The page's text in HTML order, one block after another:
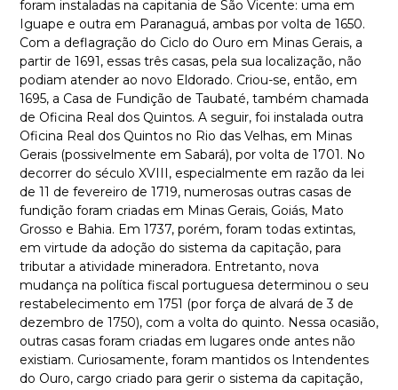
foram instaladas na capitania de São Vicente: uma em
Iguape e outra em Paranaguá, ambas por volta de 1650.
Com a deflagração do Ciclo do Ouro em Minas Gerais, a
partir de 1691, essas três casas, pela sua localização, não
podiam atender ao novo Eldorado. Criou-se, então, em
1695, a Casa de Fundição de Taubaté, também chamada
de Oficina Real dos Quintos. A seguir, foi instalada outra
Oficina Real dos Quintos no Rio das Velhas, em Minas
Gerais (possivelmente em Sabará), por volta de 1701. No
decorrer do século XVIII, especialmente em razão da lei
de 11 de fevereiro de 1719, numerosas outras casas de
fundição foram criadas em Minas Gerais, Goiás, Mato
Grosso e Bahia. Em 1737, porém, foram todas extintas,
em virtude da adoção do sistema da capitação, para
tributar a atividade mineradora. Entretanto, nova
mudança na política fiscal portuguesa determinou o seu
restabelecimento em 1751 (por força de alvará de 3 de
dezembro de 1750), com a volta do quinto. Nessa ocasião,
outras casas foram criadas em lugares onde antes não
existiam. Curiosamente, foram mantidos os Intendentes
do Ouro, cargo criado para gerir o sistema da capitação,